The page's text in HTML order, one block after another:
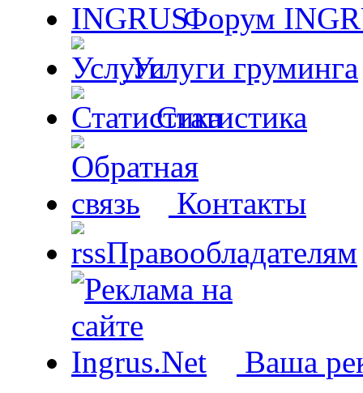
Форум
Услуги груминга
Статистика
Контакты
Правообладателям
Ваша